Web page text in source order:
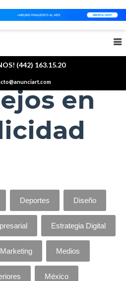
y
en
Deportes Diseño
Estrategia Digital
Marketing Medios
México
(442) 163.15.20